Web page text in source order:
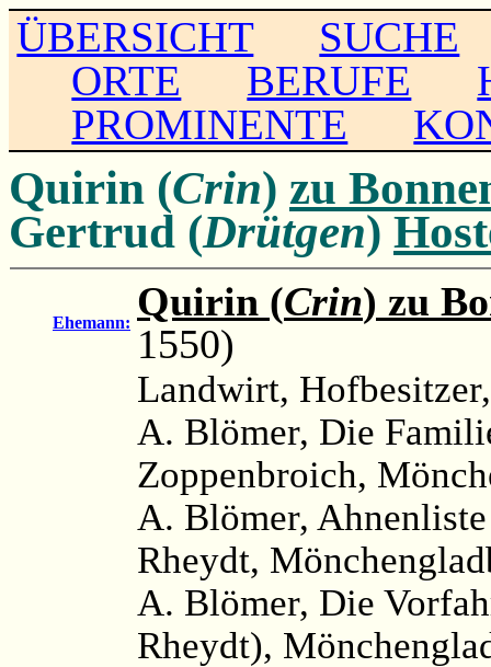
ÜBERSICHT
SUCHE
ORTE
BERUFE
PROMINENTE
Quirin (Crin) zu
Gertrud (Drütgen)
Ehemann: Quirin (Crin) zu
1550)
Landwirt,
A. Blömer, Die
Zoppenbroich,
A. Blömer,
Rheydt,
A. Blömer, Die
Rheydt),